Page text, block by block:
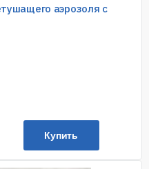
аэрозоля с
Купить